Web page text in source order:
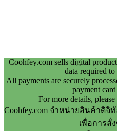
Coohfey.com sells digital
data required to
All payments are securely
payment
For more details, please
Coohfey.com จำหน่ายสินค้าดิจิ
เพื่อการสั่